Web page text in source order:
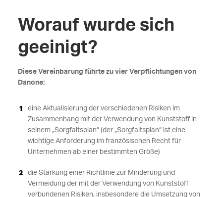
Worauf wurde sich
geeinigt?
Diese Vereinbarung führte zu vier Verpflichtungen von
Danone:
eine Aktualisierung der verschiedenen Risiken im
Zusammenhang mit der Verwendung von Kunststoff in
seinem „Sorgfaltsplan“ (der „Sorgfaltsplan“ ist eine
wichtige Anforderung im französischen Recht für
Unternehmen ab einer bestimmten Größe)
die Stärkung einer Richtlinie zur Minderung und
Vermeidung der mit der Verwendung von Kunststoff
verbundenen Risiken, insbesondere die Umsetzung von